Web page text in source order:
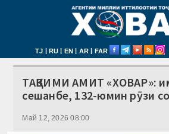
TJ | RU | EN | AR | FAR
ТАҚВИМИ АМИТ «ХОВАР»:
сешанбе, 132-юмин рӯзи
Май 12, 2026 08:00